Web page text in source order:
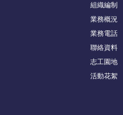
組織編制
業務概況
業務電話
聯絡資料
志工園地
活動花絮